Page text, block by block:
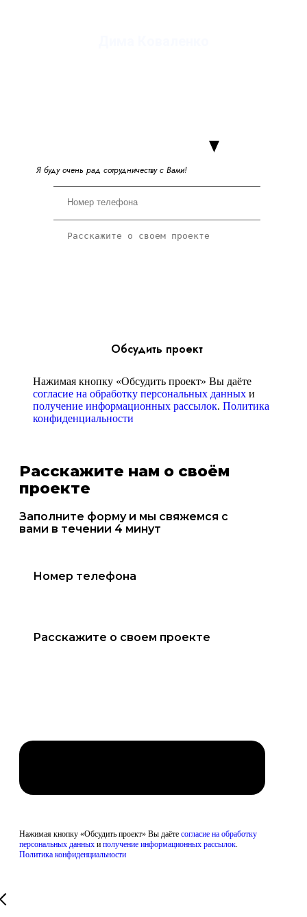
Я буду очень рад сотрудничеству с Вами!
Обсудить проект
Нажимая кнопку «Обсудить проект» Вы даёте
согласие на обработку персональных данных и
получение информационных рассылок. Политика
конфиденциальности
Расскажите нам о своём
проекте
Заполните форму и мы свяжемся с
вами в течении 4 минут
Нажимая кнопку «Обсудить проект» Вы даёте согласие на обработку
персональных данных и получение информационных рассылок.
Политика конфиденциальности